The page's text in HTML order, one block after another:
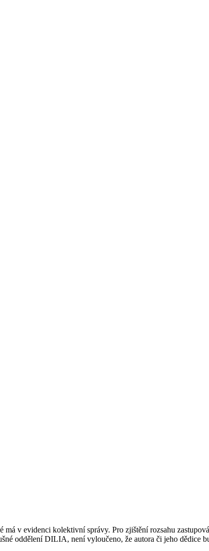
v evidenci kolektivní správy. Pro zjištění rozsahu
oddělení DILIA, není vyloučeno, že autora či jeho dědice